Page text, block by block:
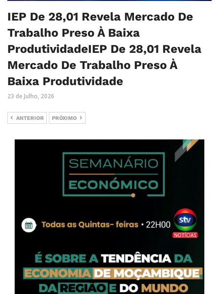
IEP De 28,01 Revela Mercado De
Trabalho Preso À Baixa
ProdutividadeIEP De 28,01 Revela
Mercado De Trabalho Preso À
Baixa Produtividade
23 de Julho, 2026
ANTERIOR PRÓXIMO